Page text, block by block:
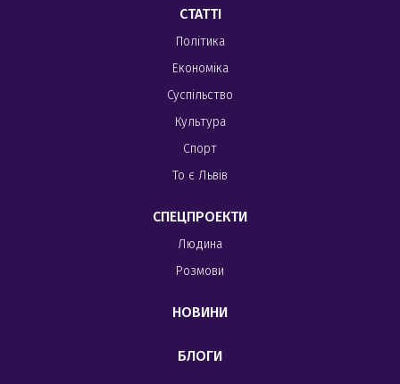
СТАТТІ
Політика
Економіка
Суспільство
Культура
Спорт
То є Львів
СПЕЦПРОЕКТИ
Людина
Розмови
НОВИНИ
БЛОГИ